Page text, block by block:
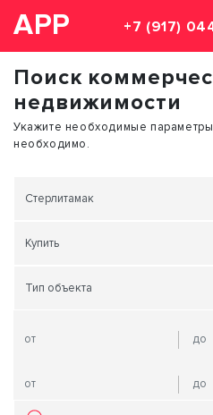
АРР +7 (917)
Поиск
недвижимости
Укажите необходимые параметры
необходимо.
Стерлитамак
Купить
Тип объекта